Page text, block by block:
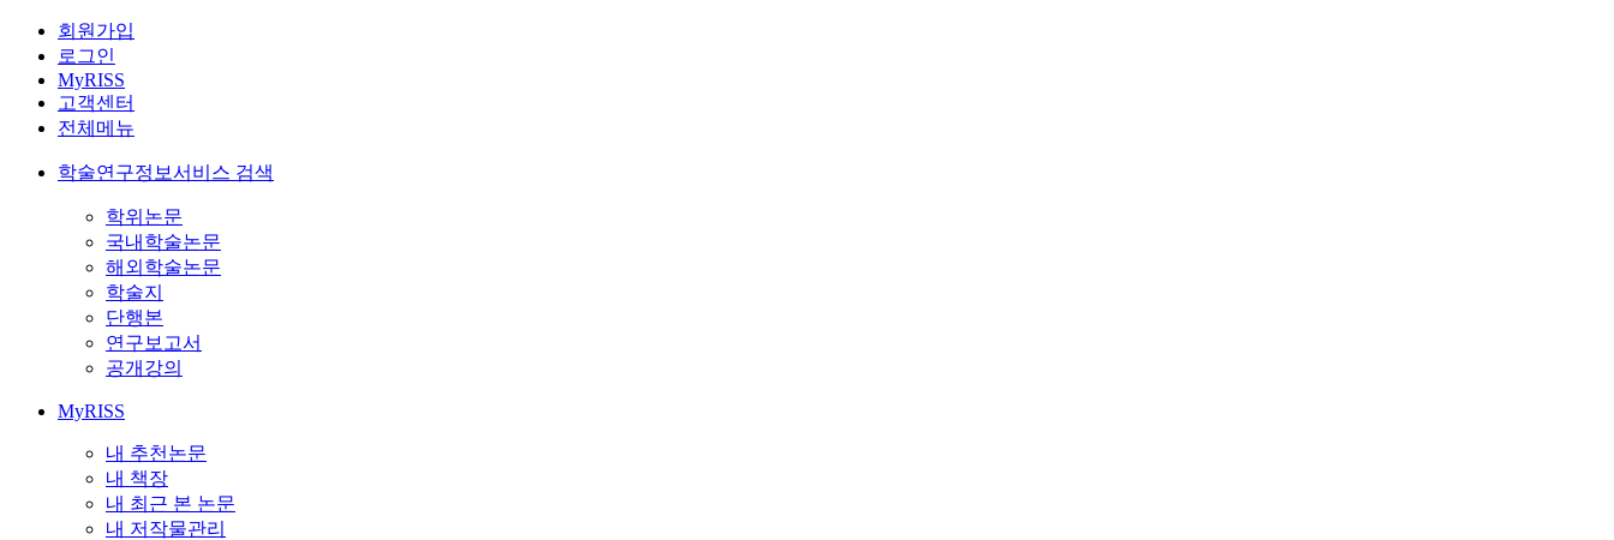
회원가입
로그인
MyRISS
고객센터
전체메뉴
학술연구정보서비스 검색
학위논문
국내학술논문
해외학술논문
학술지
단행본
연구보고서
공개강의
MyRISS
내 추천논문
내 책장
내 최근 본 논문
내 저작물관리